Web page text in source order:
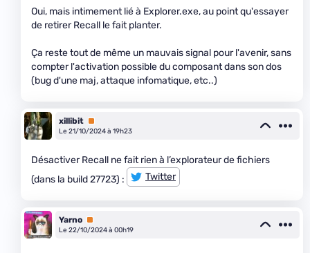
Oui, mais intimement lié à Explorer.exe, au point qu'essayer
de retirer Recall le fait planter.
Ça reste tout de même un mauvais signal pour l'avenir, sans
compter l'activation possible du composant dans son dos
(bug d'une maj, attaque infomatique, etc..)
xillibit Premium
Le 21/10/2024 à 19h23
Désactiver Recall ne fait rien à l’explorateur de fichiers
(dans la build 27723) :
Twitter
Yarno Premium
Le 22/10/2024 à 00h19